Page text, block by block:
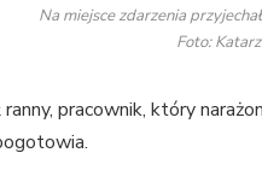
Na miejsce zdarzenia
Foto:
pracownik, który